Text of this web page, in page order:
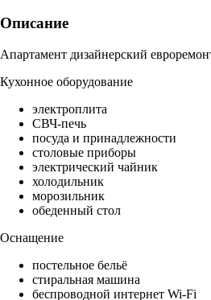
Описание
Апартамент дизайнерский
Кухонное оборудование
электроплита
СВЧ-печь
посуда и принадлежности
столовые приборы
электрический чайник
холодильник
морозильник
обеденный стол
Оснащение
постельное бельё
стиральная машина
беспроводной интернет Wi-Fi